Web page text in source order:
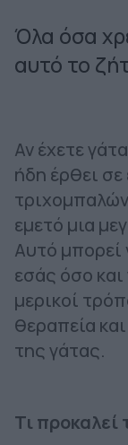
Όλα όσα
αυτό το
Αν έχετε
ήδη έρθει
εμετό μια
Αυτό μπορεί
εσάς όσο και
μερικοί
θεραπεία
της γάτας.
Τι προκαλεί